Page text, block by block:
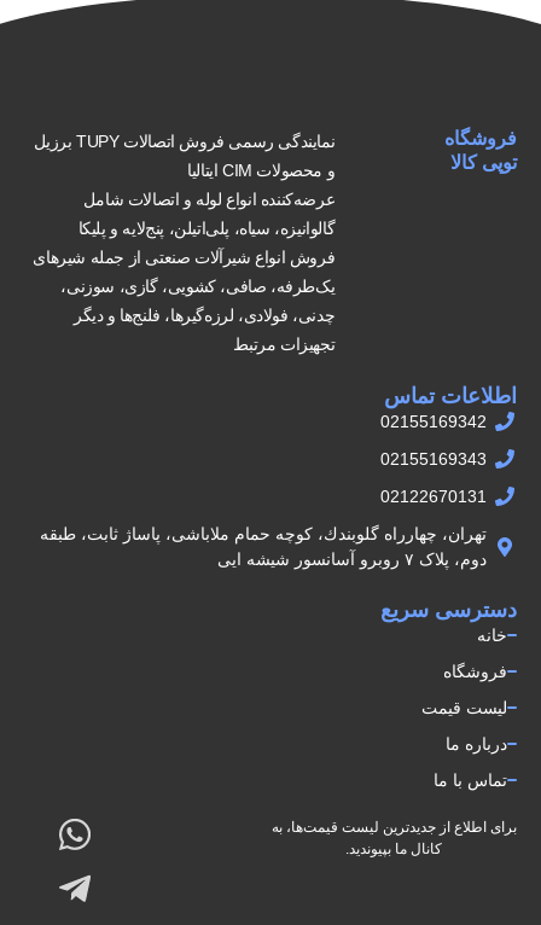
فروشگاه
توپی کالا
نمایندگی رسمی فروش اتصالات TUPY برزیل
و محصولات CIM ایتالیا
عرضه‌کننده انواع لوله و اتصالات شامل
گالوانیزه، سیاه، پلی‌اتیلن، پنج‌لایه و پلیکا
فروش انواع شیرآلات صنعتی از جمله شیرهای
یک‌طرفه، صافی، کشویی، گازی، سوزنی،
چدنی، فولادی، لرزه‌گیرها، فلنج‌ها و دیگر
تجهیزات مرتبط
دسترسی سریع
خانه
فروشگاه
لیست قیمت
درباره ما
تماس با ما
اطلاعات تماس
02155169342
02155169343
02122670131
تهران، چهارراه گلوبندك، كوچه حمام ملاباشى، پاساژ ثابت، طبقه
دوم، پلاک ۷ روبرو آسانسور شيشه ايى
برای اطلاع از جدیدترین لیست قیمت‌ها، به
کانال ما بپیوندید.